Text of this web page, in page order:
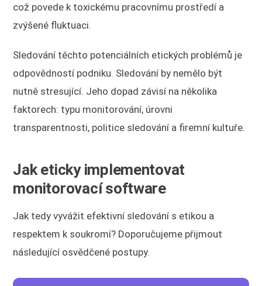
což povede k toxickému pracovnímu prostředí a
zvýšené fluktuaci.
Sledování těchto potenciálních etických problémů je
odpovědností podniku. Sledování by nemělo být
nutně stresující. Jeho dopad závisí na několika
faktorech: typu monitorování, úrovni
transparentnosti, politice sledování a firemní kultuře.
Jak eticky implementovat
monitorovací software
Jak tedy vyvážit efektivní sledování s etikou a
respektem k soukromí? Doporučujeme přijmout
následující osvědčené postupy.